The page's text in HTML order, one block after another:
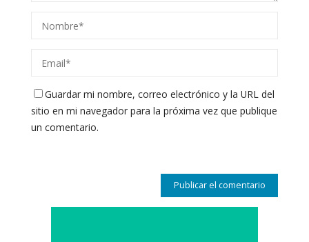
Guardar mi nombre, correo electrónico y la URL del
sitio en mi navegador para la próxima vez que publique
un comentario.